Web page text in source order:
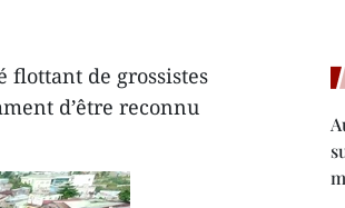
flottant de grossistes
d’être reconnu